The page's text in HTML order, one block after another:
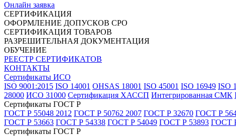
Онлайн заявка
СЕРТИФИКАЦИЯ
ОФОРМЛЕНИЕ ДОПУСКОВ СРО
СЕРТИФИКАЦИЯ ТОВАРОВ
РАЗРЕШИТЕЛЬНАЯ ДОКУМЕНТАЦИЯ
ОБУЧЕНИЕ
РЕЕСТР СЕРТИФИКАТОВ
КОНТАКТЫ
Сертификаты ИСО
ISO 9001:2015 ISO 14001 OHSAS 18001 ISO 45001 ISO 16949 ISO
28000 ИСО 31000 Сертификация ХАССП Интегрированная СМК
Сертификаты ГОСТ Р
ГОСТ Р 55048 2012 ГОСТ Р 50762 2007 ГОСТ Р 32670 ГОСТ Р
ГОСТ Р 53663 ГОСТ Р 54338 ГОСТ Р 54049 ГОСТ Р 53893 ГОСТ
Сертификаты ГОСТ Р